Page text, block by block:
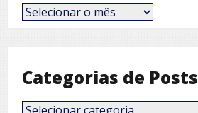
Posts
por
Categorias de Posts
Categorias